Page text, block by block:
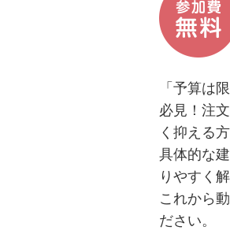
「予算は
必見！注
く抑える
具体的な
りやすく解
これから
ださい。